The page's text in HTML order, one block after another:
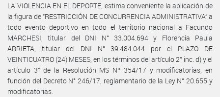
LA VIOLENCIA EN EL DEPORTE, estima conveniente la aplicación de
la figura de “RESTRICCIÓN DE CONCURRENCIA ADMINISTRATIVA” a
todo evento deportivo en todo el territorio nacional a Facundo
MARCHESI, titular del DNI N° 33.004.694 y Florencia Paula
ARRIETA, titular del DNI N° 39.484.044 por el PLAZO DE
VEINTICUATRO (24) MESES, en los términos del artículo 2° inc. d) y el
artículo 3° de la Resolución MS Nº 354/17 y modificatorias, en
función del Decreto N° 246/17, reglamentario de la Ley N° 20.655 y
modificatorias.